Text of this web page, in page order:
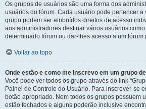
Os grupos de usuários são uma forma dos
usuários do fórum. Cada usuário pode pertencer a
grupo podem ser atribuídos direitos de acesso
aos administradores destinar vários usuários
determinado fórum ou dar-lhes acesso a um fórum
Voltar ao topo
Onde estão e como me inscrevo em um grupo
Você pode ver todos os grupo através do link
Painel de Controle do Usuário. Para inscrever-se
botão apropriado. Nem todos os grupos possuem
estão fechados e alguns poderão inclusive